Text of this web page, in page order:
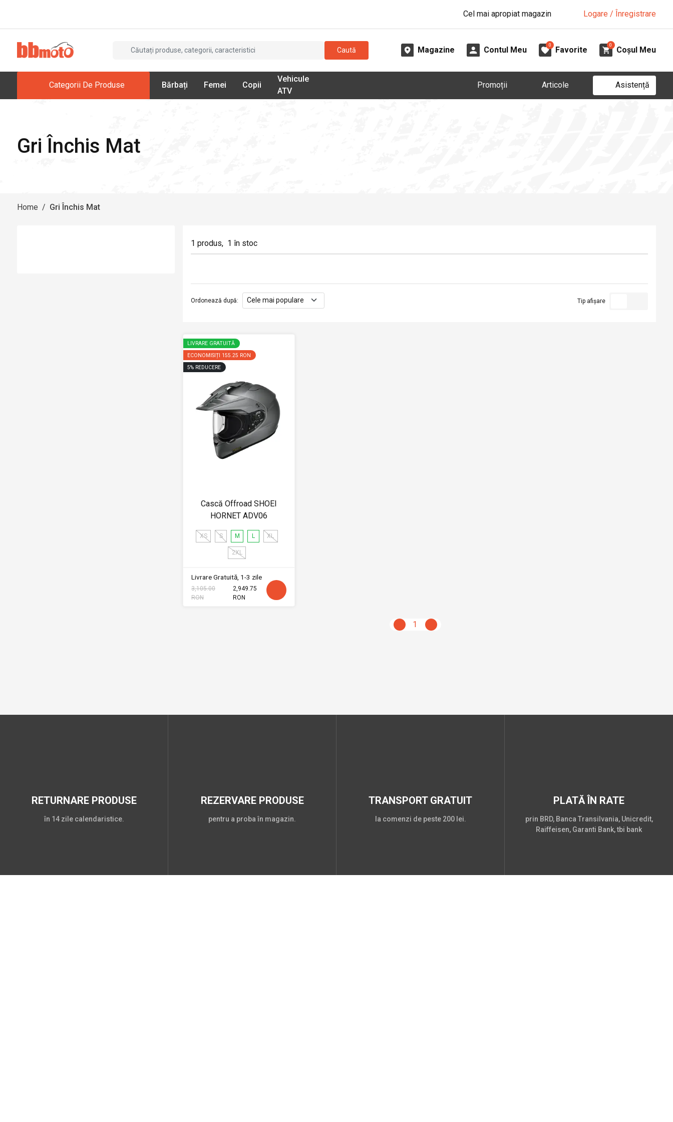
Cel mai apropiat magazin Logare / Înregistrare
Caută Magazine Contul Meu
0
Favorite
0
Coșul Meu
Categorii De Produse Bărbați Femei Copii
Vehicule
ATV
Promoții Articole Asistență
Gri Închis Mat
Home / Gri Închis Mat
1 produs, 1 în stoc
Ordonează după: Tip afișare
LIVRARE GRATUITĂ
ECONOMISIȚI 155.25 RON
5% REDUCERE
Cască Offroad SHOEI
HORNET ADV06
XS S M L XL
2XL
Livrare Gratuită, 1-3 zile
3,105.00
RON
2,949.75
RON
1
RETURNARE PRODUSE
în 14 zile calendaristice.
REZERVARE PRODUSE
pentru a proba în magazin.
TRANSPORT GRATUIT
la comenzi de peste 200 lei.
PLATĂ ÎN RATE
prin BRD, Banca Transilvania, Unicredit,
Raiffeisen, Garanti Bank, tbi bank